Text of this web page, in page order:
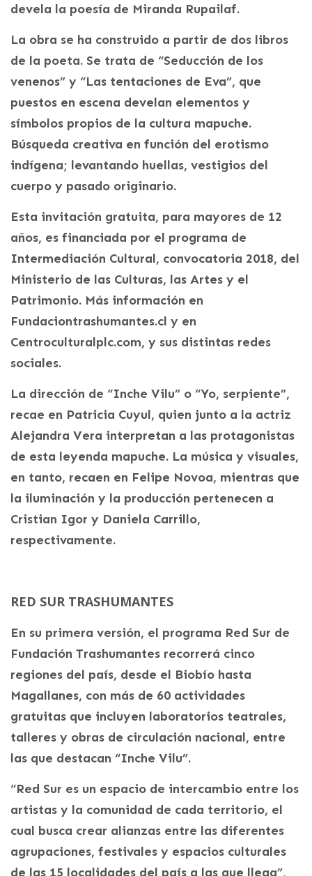
devela la poesía de Miranda Rupailaf.
La obra se ha construido a partir de dos libros
de la poeta. Se trata de “Seducción de los
venenos” y “Las tentaciones de Eva”, que
puestos en escena develan elementos y
símbolos propios de la cultura mapuche.
Búsqueda creativa en función del erotismo
indígena; levantando huellas, vestigios del
cuerpo y pasado originario.
Esta invitación gratuita, para mayores de 12
años, es financiada por el programa de
Intermediación Cultural, convocatoria 2018, del
Ministerio de las Culturas, las Artes y el
Patrimonio. Más información en
Fundaciontrashumantes.cl y en
Centroculturalplc.com, y sus distintas redes
sociales.
La dirección de “Inche Vilu” o “Yo, serpiente”,
recae en Patricia Cuyul, quien junto a la actriz
Alejandra Vera interpretan a las protagonistas
de esta leyenda mapuche. La música y visuales,
en tanto, recaen en Felipe Novoa, mientras que
la iluminación y la producción pertenecen a
Cristian Igor y Daniela Carrillo,
respectivamente.
RED SUR TRASHUMANTES
En su primera versión, el programa Red Sur de
Fundación Trashumantes recorrerá cinco
regiones del país, desde el Biobío hasta
Magallanes, con más de 60 actividades
gratuitas que incluyen laboratorios teatrales,
talleres y obras de circulación nacional, entre
las que destacan “Inche Vilu”.
“Red Sur es un espacio de intercambio entre los
artistas y la comunidad de cada territorio, el
cual busca crear alianzas entre las diferentes
agrupaciones, festivales y espacios culturales
de las 15 localidades del país a las que llega”,